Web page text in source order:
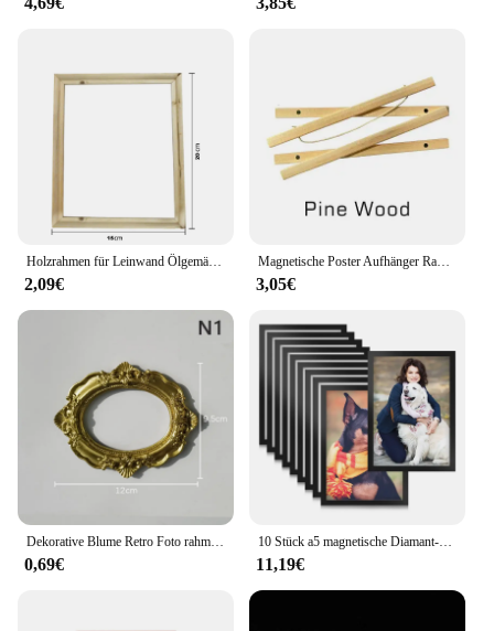
2,09€
Magnetische Poster Aufhänger Rahmen Teak Holz Kleiderbügel Rahmen Natürliche Malerei Foto Rahmen Leinwand Wand Kunst Handwerk Rahmen Kunst Aufhänger
3,05€
Dekorative Blume Retro Foto rahmen Hochzeit Wohnkultur Desktop Bilderrahmen klassischen Barock kleinen Foto rahmen
0,69€
10 Stück a5 magnetische Diamant-Kunst rahmen, selbst klebende magnetische Bilderrahmen Diamant-Mal rahmen Display rahmen schwarz
11,19€